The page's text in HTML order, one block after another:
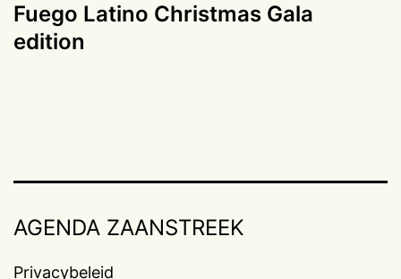
Fuego Latino Christmas Gala
edition
AGENDA ZAANSTREEK
Privacybeleid